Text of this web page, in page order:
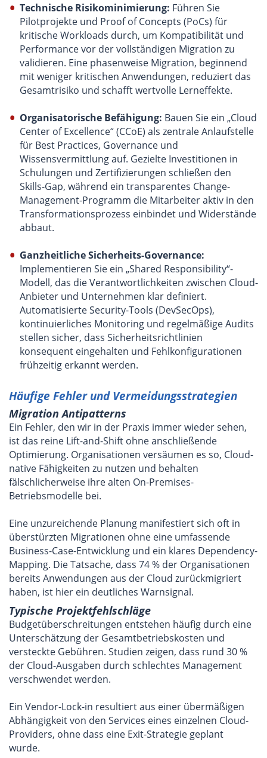
Technische Risikominimierung: Führen Sie
Pilotprojekte und Proof of Concepts (PoCs) für
kritische Workloads durch, um Kompatibilität und
Performance vor der vollständigen Migration zu
validieren. Eine phasenweise Migration, beginnend
mit weniger kritischen Anwendungen, reduziert das
Gesamtrisiko und schafft wertvolle Lerneffekte.
Organisatorische Befähigung: Bauen Sie ein „Cloud
Center of Excellence“ (CCoE) als zentrale Anlaufstelle
für Best Practices, Governance und
Wissensvermittlung auf. Gezielte Investitionen in
Schulungen und Zertifizierungen schließen den
Skills-Gap, während ein transparentes Change-
Management-Programm die Mitarbeiter aktiv in den
Transformationsprozess einbindet und Widerstände
abbaut.
Ganzheitliche Sicherheits-Governance:
Implementieren Sie ein „Shared Responsibility“-
Modell, das die Verantwortlichkeiten zwischen Cloud-
Anbieter und Unternehmen klar definiert.
Automatisierte Security-Tools (DevSecOps),
kontinuierliches Monitoring und regelmäßige Audits
stellen sicher, dass Sicherheitsrichtlinien
konsequent eingehalten und Fehlkonfigurationen
frühzeitig erkannt werden.
Häufige Fehler und Vermeidungsstrategien
Migration Antipatterns
Ein Fehler, den wir in der Praxis immer wieder sehen,
ist das reine Lift-and-Shift ohne anschließende
Optimierung. Organisationen versäumen es so, Cloud-
native Fähigkeiten zu nutzen und behalten
fälschlicherweise ihre alten On-Premises-
Betriebsmodelle bei.
Eine unzureichende Planung manifestiert sich oft in
überstürzten Migrationen ohne eine umfassende
Business-Case-Entwicklung und ein klares Dependency-
Mapping. Die Tatsache, dass 74 % der Organisationen
bereits Anwendungen aus der Cloud zurückmigriert
haben, ist hier ein deutliches Warnsignal.
Typische Projektfehlschläge
Budgetüberschreitungen entstehen häufig durch eine
Unterschätzung der Gesamtbetriebskosten und
versteckte Gebühren. Studien zeigen, dass rund 30 %
der Cloud-Ausgaben durch schlechtes Management
verschwendet werden.
Ein Vendor-Lock-in resultiert aus einer übermäßigen
Abhängigkeit von den Services eines einzelnen Cloud-
Providers, ohne dass eine Exit-Strategie geplant
wurde.